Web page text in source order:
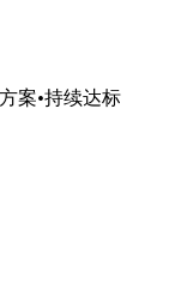
案•持续达标